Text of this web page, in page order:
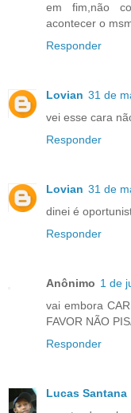
em fim,não
acontecer o
Responder
Lovian 31 de
vei esse cara
Responder
Lovian 31 de
dinei é
Responder
Anônimo 1 de
vai embora
FAVOR NÃO
Responder
Lucas Santana